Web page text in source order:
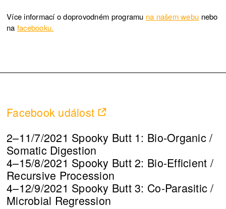
Více informací o doprovodném programu na našem webu nebo
na facebooku.
Facebook událost
2–11/7/2021 Spooky Butt 1: Bio-Organic /
Somatic Digestion
4–15/8/2021 Spooky Butt 2: Bio-Efficient /
Recursive Procession
4–12/9/2021 Spooky Butt 3: Co-Parasitic /
Microbial Regression